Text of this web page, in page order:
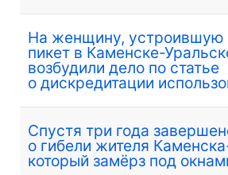
На женщину, устроившую
пикет в Каменске-
возбудили дело по статье
о дискредитации
Спустя три года
о гибели жителя
который замёрз под